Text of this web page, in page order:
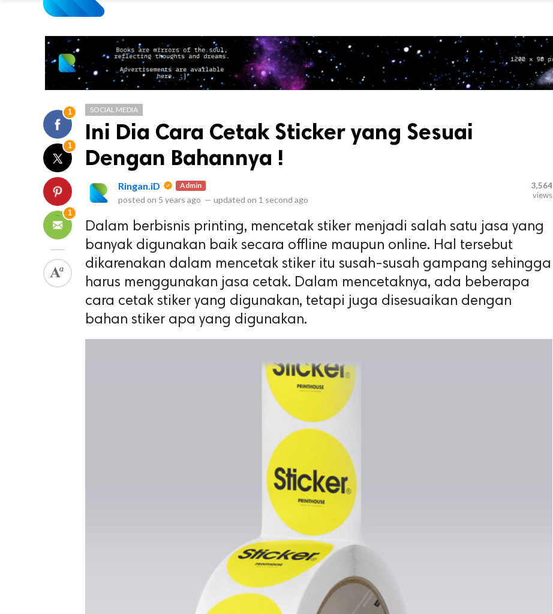
1
1
1
SOCIAL MEDIA
Ini Dia Cara Cetak Sticker yang Sesuai
Dengan Bahannya !
Ringan.iD Admin
posted on 5 years ago — updated on 1 second ago
3,564
views
Dalam berbisnis printing, mencetak stiker menjadi salah satu jasa yang
banyak digunakan baik secara offline maupun online. Hal tersebut
dikarenakan dalam mencetak stiker itu susah-susah gampang sehingga
harus menggunakan jasa cetak. Dalam mencetaknya, ada beberapa
cara cetak stiker yang digunakan, tetapi juga disesuaikan dengan
bahan stiker apa yang digunakan.